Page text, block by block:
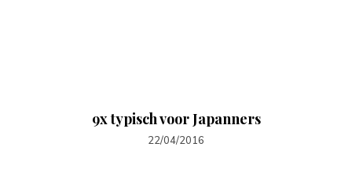
9x typisch voor Japanners
22/04/2016